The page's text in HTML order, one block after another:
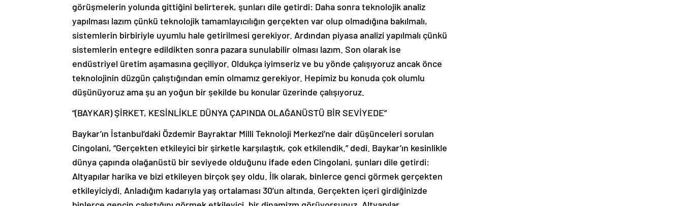
görüşmelerin yolunda gittiğini belirterek, şunları dile getirdi: Daha sonra teknolojik analiz
yapılması lazım çünkü teknolojik tamamlayıcılığın gerçekten var olup olmadığına bakılmalı,
sistemlerin birbiriyle uyumlu hale getirilmesi gerekiyor. Ardından piyasa analizi yapılmalı çünkü
sistemlerin entegre edildikten sonra pazara sunulabilir olması lazım. Son olarak ise
endüstriyel üretim aşamasına geçiliyor. Oldukça iyimseriz ve bu yönde çalışıyoruz ancak önce
teknolojinin düzgün çalıştığından emin olmamız gerekiyor. Hepimiz bu konuda çok olumlu
düşünüyoruz ama şu an yoğun bir şekilde bu konular üzerinde çalışıyoruz.
“(BAYKAR) ŞİRKET, KESİNLİKLE DÜNYA ÇAPINDA OLAĞANÜSTÜ BİR SEVİYEDE”
Baykar’ın İstanbul’daki Özdemir Bayraktar Milli Teknoloji Merkezi’ne dair düşünceleri sorulan
Cingolani, “Gerçekten etkileyici bir şirketle karşılaştık, çok etkilendik.” dedi. Baykar’ın kesinlikle
dünya çapında olağanüstü bir seviyede olduğunu ifade eden Cingolani, şunları dile getirdi:
Altyapılar harika ve bizi etkileyen birçok şey oldu. İlk olarak, binlerce genci görmek gerçekten
etkileyiciydi. Anladığım kadarıyla yaş ortalaması 30’un altında. Gerçekten içeri girdiğinizde